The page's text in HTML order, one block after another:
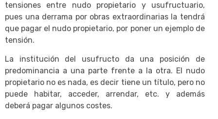
tensiones entre nudo propietario y usufructuario,
pues una derrama por obras extraordinarias la tendrá
que pagar el nudo propietario, por poner un ejemplo de
tensión.
La institución del usufructo da una posición de
predominancia a una parte frente a la otra. El nudo
propietario no es nada, es decir tiene un título, pero no
puede habitar, acceder, arrendar, etc. y además
deberá pagar algunos costes.